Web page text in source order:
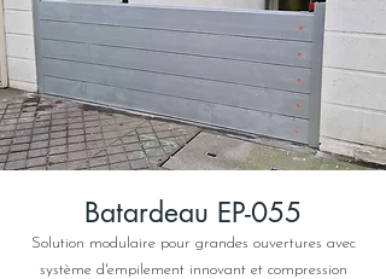
Batardeau EP-055
Solution modulaire pour grandes ouvertures avec
système d'empilement innovant et compression